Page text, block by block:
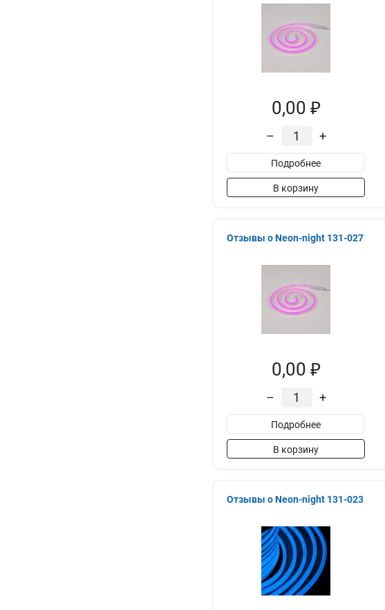
0,00 ₽
– +
Подробнее
В корзину
Отзывы о Neon-night 131-027
0,00 ₽
– +
Подробнее
В корзину
Отзывы о Neon-night 131-023